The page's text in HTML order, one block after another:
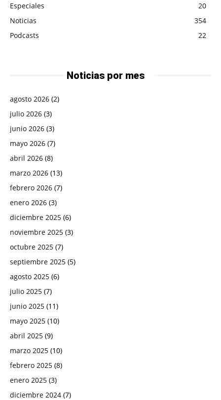
Especiales
20
Noticias
354
Podcasts
22
Noticias por mes
agosto 2026 (2)
julio 2026 (3)
junio 2026 (3)
mayo 2026 (7)
abril 2026 (8)
marzo 2026 (13)
febrero 2026 (7)
enero 2026 (3)
diciembre 2025 (6)
noviembre 2025 (3)
octubre 2025 (7)
septiembre 2025 (5)
agosto 2025 (6)
julio 2025 (7)
junio 2025 (11)
mayo 2025 (10)
abril 2025 (9)
marzo 2025 (10)
febrero 2025 (8)
enero 2025 (3)
diciembre 2024 (7)